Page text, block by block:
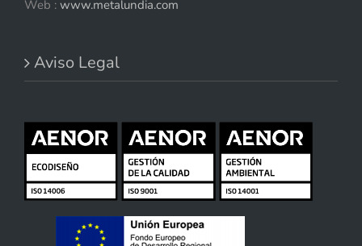
Web : www.metalundia.com
Aviso Legal